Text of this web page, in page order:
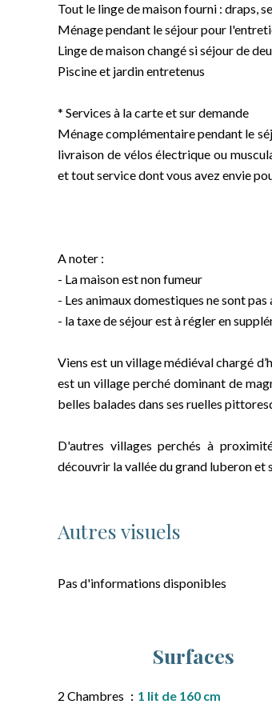
Tout le linge de maison fourni : draps,
Ménage pendant le séjour pour
Linge de maison changé si séjour de
Piscine et jardin entretenus
* Services à la carte et sur demande
Ménage complémentaire pendant le
livraison de vélos électrique ou
et tout service dont vous avez envie
A noter :
- La maison est non fumeur
- Les animaux domestiques ne sont
- la taxe de séjour est à régler en
Viens est un village médiéval chargé
est un village perché dominant de
belles balades dans ses ruelles
D'autres villages perchés à
découvrir la vallée du grand luberon et
Autres visuels
Pas d'informations disponibles
Surfaces
2 Chambres
1 lit de 160 cm